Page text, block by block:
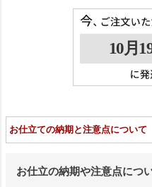
お仕立ての納期と注意点につい
お仕立の納期や注意点につ